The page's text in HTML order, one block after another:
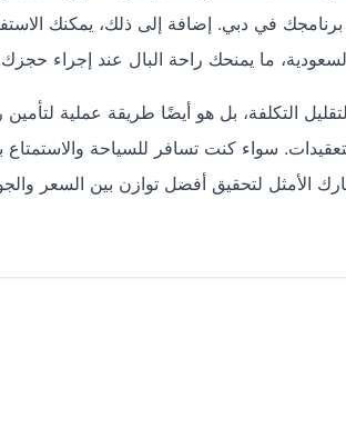
في دبي. إضافة إلى ذلك، يمكنك
ما يمنحك راحة البال عند إجراء
التكلفة، بل هو أيضًا طريقة عملية لتأمين
سواء كنت تسافر للسياحة والاستمتاع
الأمثل لتحقيق أفضل توازن بين السعر